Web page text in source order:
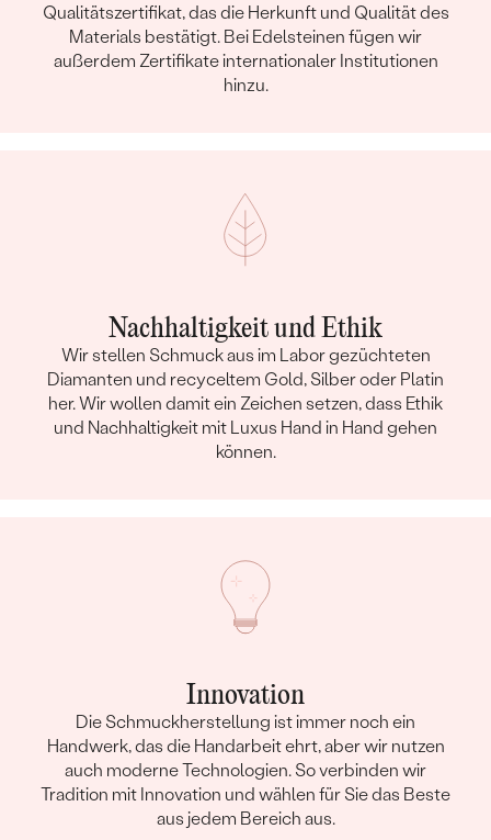
Qualitätszertifikat, das die Herkunft und Qualität des
Materials bestätigt. Bei Edelsteinen fügen wir
außerdem Zertifikate internationaler Institutionen
hinzu.
Nachhaltigkeit und Ethik
Wir stellen Schmuck aus im Labor gezüchteten
Diamanten und recyceltem Gold, Silber oder Platin
her. Wir wollen damit ein Zeichen setzen, dass Ethik
und Nachhaltigkeit mit Luxus Hand in Hand gehen
können.
Innovation
Die Schmuckherstellung ist immer noch ein
Handwerk, das die Handarbeit ehrt, aber wir nutzen
auch moderne Technologien. So verbinden wir
Tradition mit Innovation und wählen für Sie das Beste
aus jedem Bereich aus.